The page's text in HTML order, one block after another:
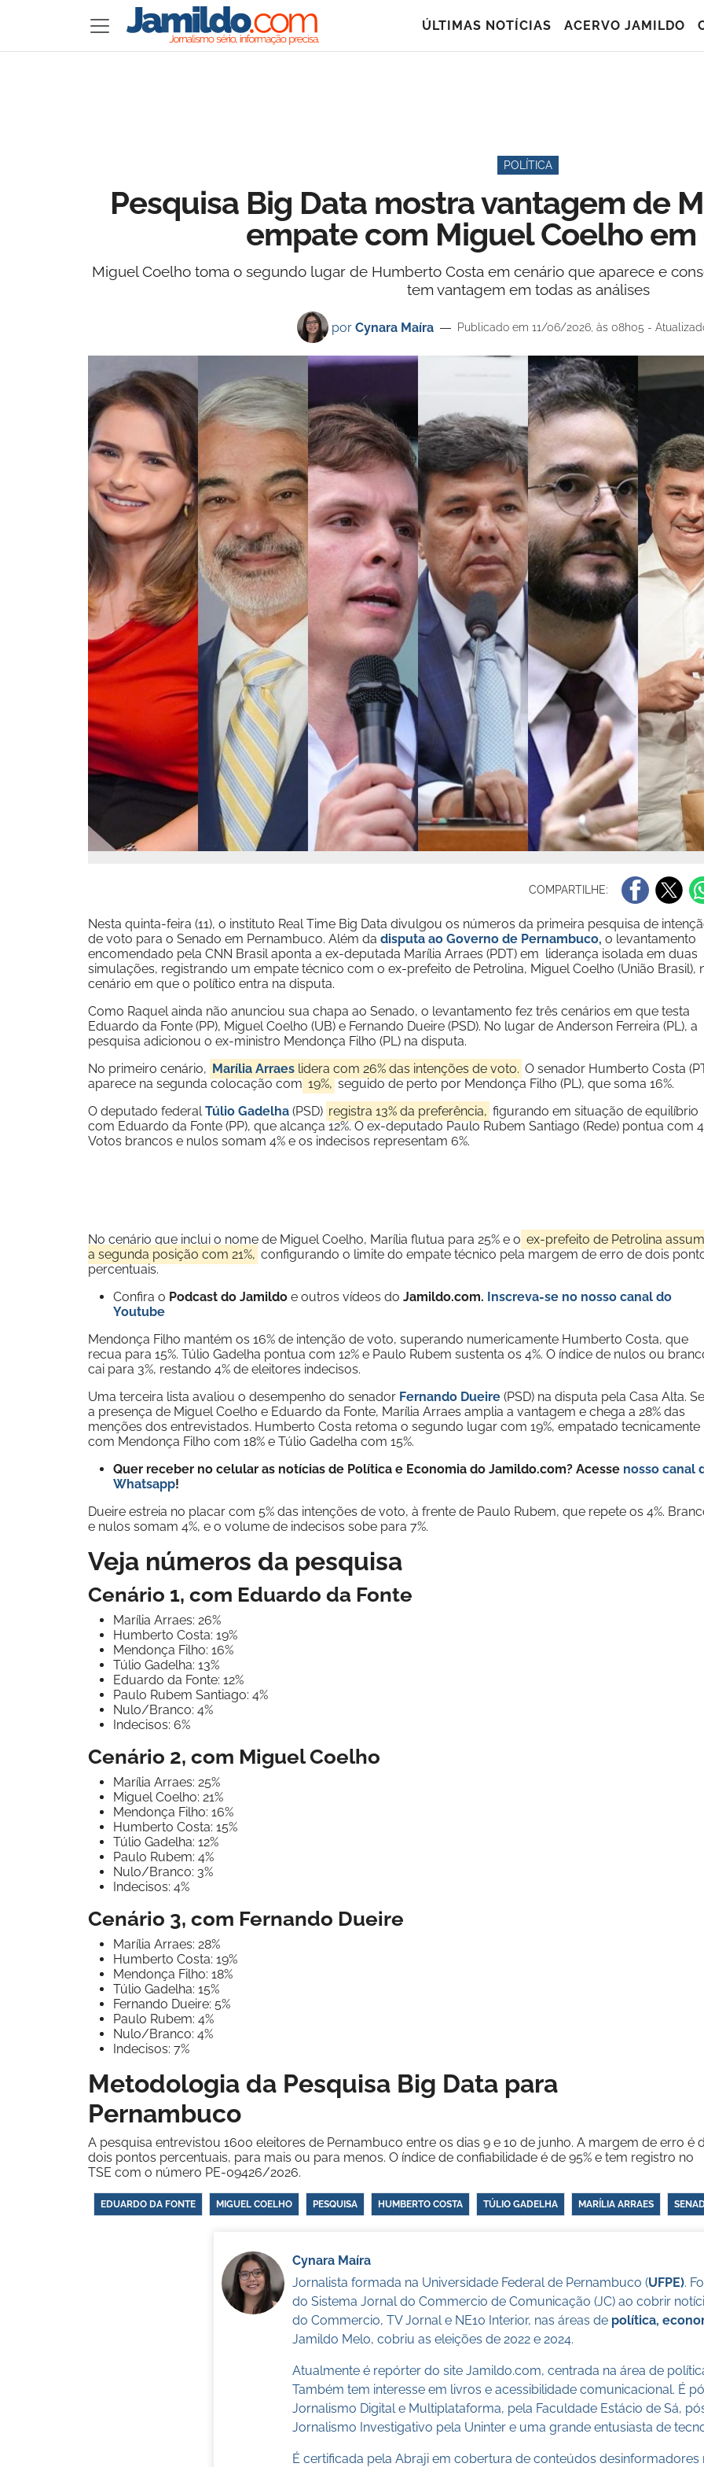
ÚLTIMAS NOTÍCIAS ACERVO JAMILDO
POLÍTICA
Pesquisa Big Data mostra vantagem de
empate com Miguel Coelho
Miguel Coelho toma o segundo lugar de Humberto Costa em cenário que aparece e
tem vantagem em todas as análises
por Cynara Maíra Publicado em 11/06/2026, às 08h05 -
COMPARTILHE:
Nesta quinta-feira (11), o instituto Real Time Big Data divulgou os números da primeira pesquisa de
de voto para o Senado em Pernambuco. Além da disputa ao Governo de Pernambuco, o levantamento
encomendado pela CNN Brasil aponta a ex-deputada Marília Arraes (PDT) em liderança isolada em duas
simulações, registrando um empate técnico com o ex-prefeito de Petrolina, Miguel Coelho (União Brasil),
cenário em que o político entra na disputa.
Como Raquel ainda não anunciou sua chapa ao Senado, o levantamento fez três cenários em que testa
Eduardo da Fonte (PP), Miguel Coelho (UB) e Fernando Dueire (PSD). No lugar de Anderson Ferreira (PL), a
pesquisa adicionou o ex-ministro Mendonça Filho (PL) na disputa.
No primeiro cenário, Marília Arraes lidera com 26% das intenções de voto. O senador Humberto Costa
aparece na segunda colocação com 19%, seguido de perto por Mendonça Filho (PL), que soma 16%.
O deputado federalTúlio Gadelha (PSD) registra 13% da preferência, figurando em situação de equilíbrio
com Eduardo da Fonte (PP), que alcança 12%. O ex-deputado Paulo Rubem Santiago (Rede) pontua com
Votos brancos e nulos somam 4% e os indecisos representam 6%.
No cenário que inclui o nome de Miguel Coelho, Marília flutua para 25% e o ex-prefeito de Petrolina
a segunda posição com 21%, configurando o limite do empate técnico pela margem de erro de dois
percentuais.
Confira o Podcast do Jamildo e outros vídeos do Jamildo.com. Inscreva-se no nosso canal do
Youtube
Mendonça Filho mantém os 16% de intenção de voto, superando numericamente Humberto Costa, que
recua para 15%. Túlio Gadelha pontua com 12% e Paulo Rubem sustenta os 4%. O índice de nulos ou
cai para 3%, restando 4% de eleitores indecisos.
Uma terceira lista avaliou o desempenho do senador Fernando Dueire (PSD) na disputa pela Casa Alta.
a presença de Miguel Coelho e Eduardo da Fonte, Marília Arraes amplia a vantagem e chega a 28% das
menções dos entrevistados. Humberto Costa retoma o segundo lugar com 19%, empatado tecnicamente
com Mendonça Filho com 18% e Túlio Gadelha com 15%.
Quer receber no celular as notícias de Política e Economia do Jamildo.com? Acesse nosso canal
Whatsapp!
Dueire estreia no placar com 5% das intenções de voto, à frente de Paulo Rubem, que repete os 4%.
e nulos somam 4%, e o volume de indecisos sobe para 7%.
Veja números da pesquisa
Cenário 1, com Eduardo da Fonte
Marília Arraes: 26%
Humberto Costa: 19%
Mendonça Filho: 16%
Túlio Gadelha: 13%
Eduardo da Fonte: 12%
Paulo Rubem Santiago: 4%
Nulo/Branco: 4%
Indecisos: 6%
Cenário 2, com Miguel Coelho
Marília Arraes: 25%
Miguel Coelho: 21%
Mendonça Filho: 16%
Humberto Costa: 15%
Túlio Gadelha: 12%
Paulo Rubem: 4%
Nulo/Branco: 3%
Indecisos: 4%
Cenário 3, com Fernando Dueire
Marília Arraes: 28%
Humberto Costa: 19%
Mendonça Filho: 18%
Túlio Gadelha: 15%
Fernando Dueire: 5%
Paulo Rubem: 4%
Nulo/Branco: 4%
Indecisos: 7%
Metodologia da Pesquisa Big Data para
Pernambuco
A pesquisa entrevistou 1600 eleitores de Pernambuco entre os dias 9 e 10 de junho. A margem de erro é
dois pontos percentuais, para mais ou para menos. O índice de confiabilidade é de 95% e tem registro no
TSE com o número PE-09426/2026.
EDUARDO DA FONTE MIGUEL COELHO PESQUISA HUMBERTO COSTA TÚLIO GADELHA MARÍLIA ARRAES
Cynara Maíra
Jornalista formada na Universidade Federal de Pernambuco (UFPE).
do Sistema Jornal do Commercio de Comunicação (JC) ao cobrir
do Commercio, TV Jornal e NE10 Interior, nas áreas de política,
Jamildo Melo, cobriu as eleições de 2022 e 2024.
Atualmente é repórter do site Jamildo.com, centrada na área de
Também tem interesse em livros e acessibilidade comunicacional. É
Jornalismo Digital e Multiplataforma, pela Faculdade Estácio de Sá,
Jornalismo Investigativo pela Uninter e uma grande entusiasta de
É certificada pela Abraji em cobertura de conteúdos desinformadores